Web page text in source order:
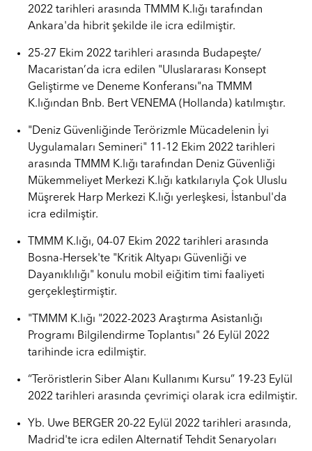
2022 tarihleri arasında TMMM K.lığı tarafından
Ankara'da hibrit şekilde ile icra edilmiştir.
25-27 Ekim 2022 tarihleri arasında Budapeşte/
Macaristan’da icra edilen "Uluslararası Konsept
Geliştirme ve Deneme Konferansı"na TMMM
K.lığından Bnb. Bert VENEMA (Hollanda) katılmıştır.
"Deniz Güvenliğinde Terörizmle Mücadelenin İyi
Uygulamaları Semineri" 11-12 Ekim 2022 tarihleri
arasında TMMM K.lığı tarafından Deniz Güvenliği
Mükemmeliyet Merkezi K.lığı katkılarıyla Çok Uluslu
Müşrerek Harp Merkezi K.lığı yerleşkesi, İstanbul'da
icra edilmiştir.
TMMM K.lığı, 04-07 Ekim 2022 tarihleri arasında
Bosna-Hersek'te "Kritik Altyapı Güvenliği ve
Dayanıklılığı" konulu mobil eiğitim timi faaliyeti
gerçekleştirmiştir.
"TMMM K.lığı "2022-2023 Araştırma Asistanlığı
Programı Bilgilendirme Toplantısı" 26 Eylül 2022
tarihinde icra edilmiştir.
“Teröristlerin Siber Alanı Kullanımı Kursu” 19-23 Eylül
2022 tarihleri arasında çevrimiçi olarak icra edilmiştir.
Yb. Uwe BERGER 20-22 Eylül 2022 tarihleri arasında,
Madrid'te icra edilen Alternatif Tehdit Senaryoları